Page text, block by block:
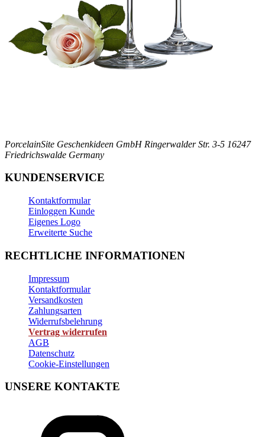
PorcelainSite Geschenkideen GmbH Ringerwalder Str. 3-5 16247
Friedrichswalde Germany
KUNDENSERVICE
Kontaktformular
Einloggen Kunde
Eigenes Logo
Erweiterte Suche
RECHTLICHE INFORMATIONEN
Impressum
Kontaktformular
Versandkosten
Zahlungsarten
Widerrufsbelehrung
Vertrag widerrufen
AGB
Datenschutz
Cookie-Einstellungen
UNSERE KONTAKTE